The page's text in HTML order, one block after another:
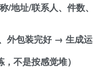
/地址/联系人、件
外包装完好 → 生成
不是按感觉堆）